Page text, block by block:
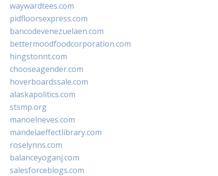
waywardtees.com
pidfloorsexpress.com
bancodevenezuelaen.com
bettermoodfoodcorporation.com
hingstonnt.com
chooseagender.com
hoverboardssale.com
alaskapolitics.com
stsmp.org
manoelneves.com
mandelaeffectlibrary.com
roselynns.com
balanceyoganj.com
salesforceblogs.com